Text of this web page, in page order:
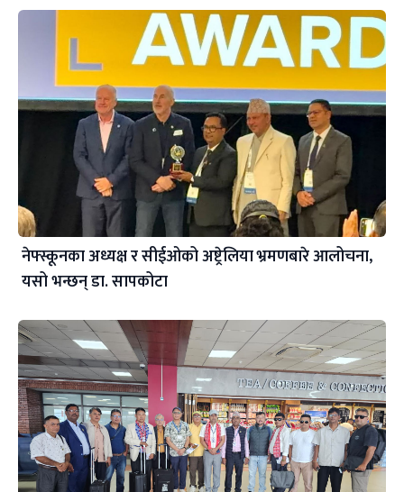
नेफ्स्कूनका अध्यक्ष र सीईओको अष्ट्रेलिया भ्रमणबारे आलोचना,
यसो भन्छन् डा‍. सापकोटा